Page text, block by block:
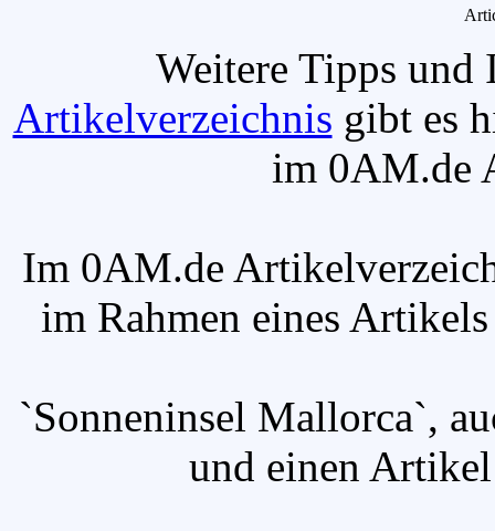
Weitere Tipps und
Artikelverzeichnis gibt es
im 0AM.de
Im 0AM.de
im Rahmen eines
`Sonneninsel Mallorca`,
und einen